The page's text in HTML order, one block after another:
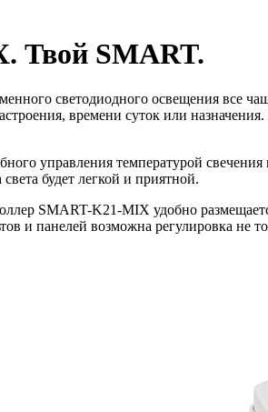
Твой SMART.
светодиодного освещения все
времени суток или
управления температурой
света будет легкой и приятной.
SMART-K21-MIX удобно
и панелей возможна регулировка не